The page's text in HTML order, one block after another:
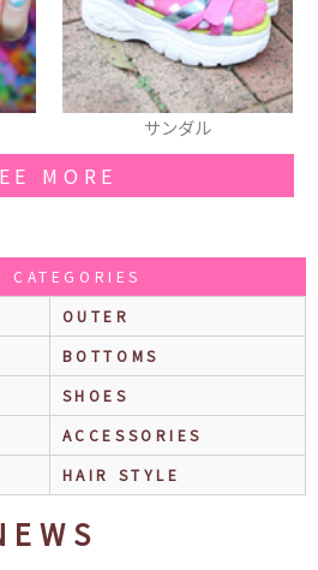
ヘアアクセ
MORE
CATEGORIES
OUTER
BOTTOMS
SHOES
ACCESSORIES
HAIR STYLE